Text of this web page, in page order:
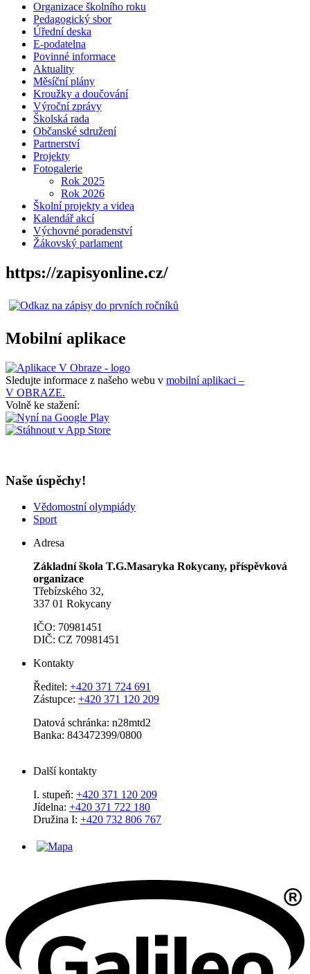
Organizace školního roku
Pedagogický sbor
Úřední deska
E-podatelna
Povinné informace
Aktuality
Měsíční plány
Kroužky a doučování
Výroční zprávy
Školská rada
Občanské sdružení
Partnerství
Projekty
Fotogalerie
Rok 2025
Rok 2026
Školní projekty a videa
Kalendář akcí
Výchovné poradenství
Žákovský parlament
https://zapisyonline.cz/
Mobilní aplikace
Sledujte informace z našeho webu v mobilní aplikaci –
V OBRAZE.
Volně ke stažení:
Naše úspěchy!
Vědomostní olympiády
Sport
Adresa
Základní škola T.G.Masaryka Rokycany, příspěvková
organizace
Třebízského 32,
337 01 Rokycany
IČO: 70981451
DIČ: CZ 70981451
Kontakty
Ředitel: +420 371 724 691
Zástupce: +420 371 120 209
Datová schránka: n28mtd2
Banka: 843472399/0800
Další kontakty
I. stupeň: +420 371 120 209
Jídelna: +420 371 722 180
Družina I: +420 732 806 767